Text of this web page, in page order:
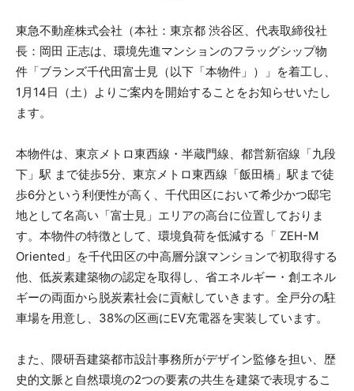
東急不動産株式会社（本社：東京都 渋谷区、代表取締役社
長：岡田 正志は、環境先進マンションのフラッグシップ物
件「ブランズ千代田富士見（以下「本物件」）」を着工し、
1月14日（土）よりご案内を開始することをお知らせいたし
ます。
本物件は、東京メトロ東西線・半蔵門線、都営新宿線「九段
下」駅 まで徒歩5分、東京メトロ東西線「飯田橋」駅まで徒
歩6分という利便性が高く、千代田区において希少かつ邸宅
地として名高い「富士見」エリアの高台に位置しておりま
す。本物件の特徴として、環境負荷を低減する「 ZEH-M
Oriented」を千代田区の中高層分譲マンションで初取得する
他、低炭素建築物の認定を取得し、省エネルギー・創エネル
ギーの両面から脱炭素社会に貢献していきます。全戸分の駐
車場を用意し、38%の区画にEV充電器を実装しています。
また、隈研吾建築都市設計事務所がデザイン監修を担い、歴
史的文脈と自然環境の2つの要素の共生を建築で表現するこ